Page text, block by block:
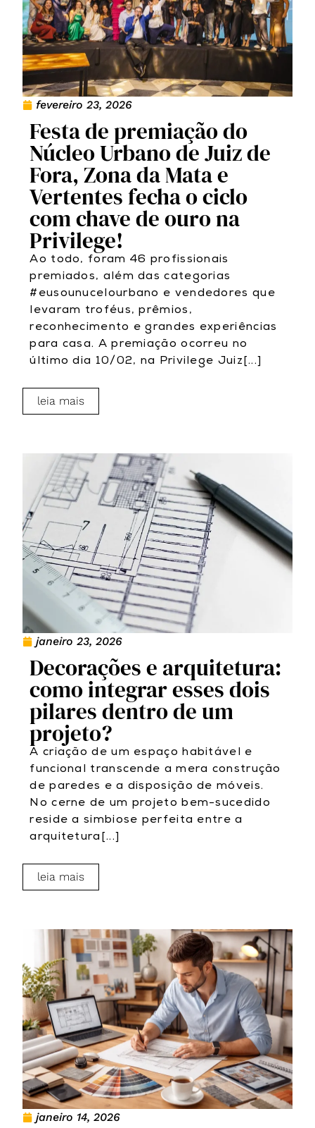
fevereiro 23, 2026
Festa de premiação do
Núcleo Urbano de Juiz de
Fora, Zona da Mata e
Vertentes fecha o ciclo
com chave de ouro na
Privilege!
Ao todo, foram 46 profissionais
premiados, além das categorias
#eusounucelourbano e vendedores que
levaram troféus, prêmios,
reconhecimento e grandes experiências
para casa. A premiação ocorreu no
último dia 10/02, na Privilege Juiz[...]
leia mais
janeiro 23, 2026
Decorações e arquitetura:
como integrar esses dois
pilares dentro de um
projeto?
A criação de um espaço habitável e
funcional transcende a mera construção
de paredes e a disposição de móveis.
No cerne de um projeto bem-sucedido
reside a simbiose perfeita entre a
arquitetura[...]
leia mais
janeiro 14, 2026